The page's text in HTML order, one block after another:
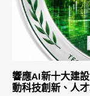
響應AI新十大建
動科技創新、人